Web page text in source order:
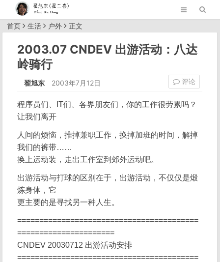
首页 生活 户外 正文
2003.07 CNDEV 出游活动：八达
岭骑行
翟旭东 2003年7月12日 评论
程序员们、IT们、各界朋友们，你的工作很劳累吗？
让我们离开
人间的烦恼，推掉兼职工作，换掉加班的时间，解掉
我们的裤带……
换上运动装，走出工作室到郊外运动吧。
出游活动与打球的区别在于，出游活动，不仅仅是煅
炼身体，它
更主要的是寻找另一种人生。
=========================================
======================
CNDEV 20030712 出游活动安排
=========================================